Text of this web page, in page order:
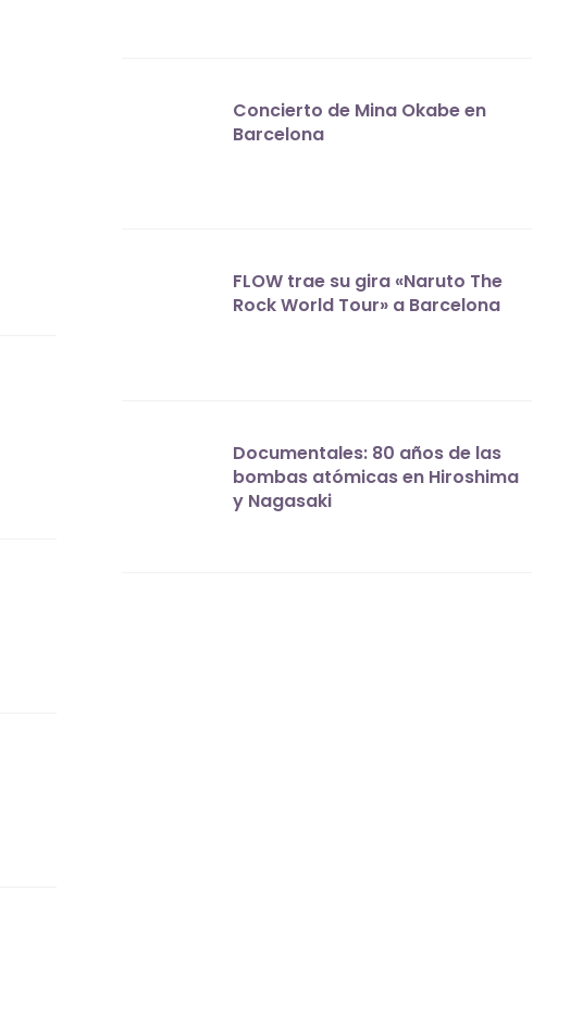
Concierto de Mina Okabe en
Barcelona
FLOW trae su gira «Naruto The
Rock World Tour» a Barcelona
Documentales: 80 años de las
bombas atómicas en Hiroshima
y Nagasaki